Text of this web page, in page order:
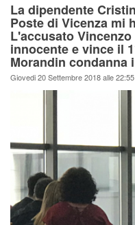
La dipendente
Poste di Vicenza mi
L'accusato
innocente e vince il
Morandin condanna
Giovedi 20 Settembre 2018 alle 22:55